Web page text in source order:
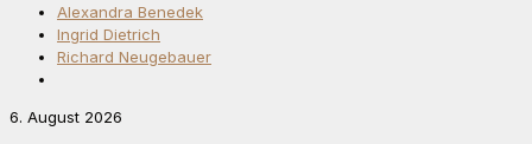
Alexandra Benedek
Ingrid Dietrich
Richard Neugebauer
6. August 2026